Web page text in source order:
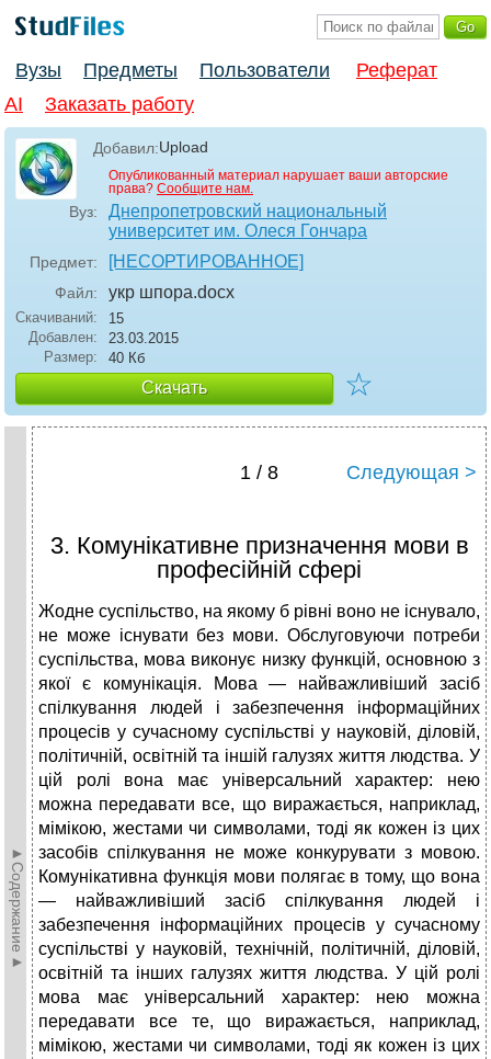
Вузы Предметы Пользователи
Реферат
AI
Заказать работу
Добавил:Upload
Опубликованный материал нарушает ваши авторские
права? Сообщите нам.
Вуз:
Днепропетровский национальный
университет им. Олеся Гончара
Предмет: [НЕСОРТИРОВАННОЕ]
Файл: укр шпора.docx
Скачиваний:
15
Добавлен:
23.03.2015
Размер:
40 Кб
Скачать ☆
►Содержание►
1 / 8 Следующая >
3. Комунікативне призначення мови в
професійній сфері
Жодне суспільство, на якому б рівні воно не існувало,
не може існувати без мови. Обслуговуючи потреби
суспільства, мова виконує низку функцій, основною з
якої є комунікація. Мова — найважливіший засіб
спілкування людей і забезпечення інформаційних
процесів у сучасному суспільстві у науковій, діловій,
політичній, освітній та іншій галузях життя людства. У
цій ролі вона має універсальний характер: нею
можна передавати все, що виражається, наприклад,
мімікою, жестами чи символами, тоді як кожен із цих
засобів спілкування не може конкурувати з мовою.
Комунікативна функція мови полягає в тому, що вона
— найважливіший засіб спілкування людей і
забезпечення інформаційних процесів у сучасному
суспільстві у науковій, технічній, політичній, діловій,
освітній та інших галузях життя людства. У цій ролі
мова має універсальний характер: нею можна
передавати все те, що виражається, наприклад,
мімікою, жестами чи символами, тоді як кожен із цих